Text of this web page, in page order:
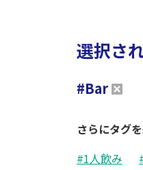
選択さ
#Bar
さらにタグ
#1人飲み